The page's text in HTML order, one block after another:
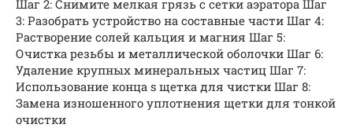
Шаг 2: Снимите мелкая грязь с сетки аэратора Шаг
3: Разобрать устройство на составные части Шаг 4:
Растворение солей кальция и магния Шаг 5:
Очистка резьбы и металлической оболочки Шаг 6:
Удаление крупных минеральных частиц Шаг 7:
Использование конца s щетка для чистки Шаг 8:
Замена изношенного уплотнения щетки для тонкой
очистки